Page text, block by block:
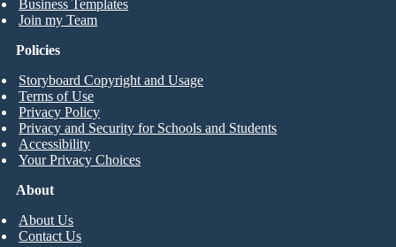
Business Templates
Join my Team
About
About Us
Contact Us
Policies
Storyboard Copyright and Usage
Terms of Use
Privacy Policy
Privacy and Security for Schools and Students
Accessibility
Your Privacy Choices